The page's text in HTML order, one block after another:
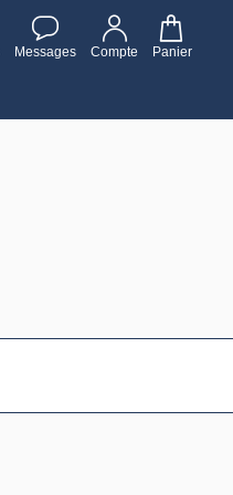
Messages Compte Panier